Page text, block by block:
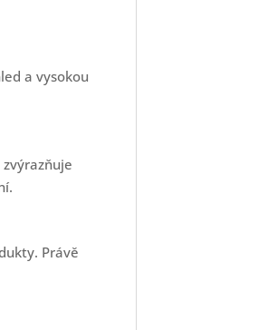
a vysokou
Právě